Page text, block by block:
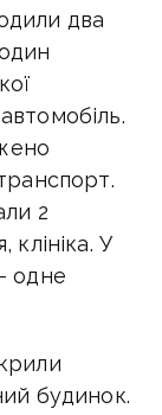
два
2
клініка. У
одне
будинок.